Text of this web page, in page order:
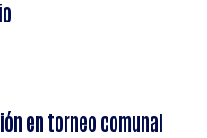
en torneo comunal